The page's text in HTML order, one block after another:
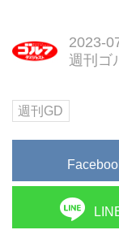
2023-
週刊ゴ
週刊GD